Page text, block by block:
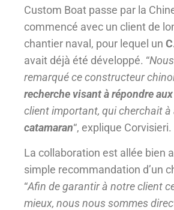
Custom Boat passe par la
commencé avec un client de
chantier naval, pour lequel un
avait déjà été développé. “
remarqué ce constructeur
recherche visant à répondre
client important, qui cherchait à
catamaran“, explique Corvisieri.
La collaboration est allée bien
simple recommandation d’un
“Afin de garantir à notre client
mieux, nous nous sommes